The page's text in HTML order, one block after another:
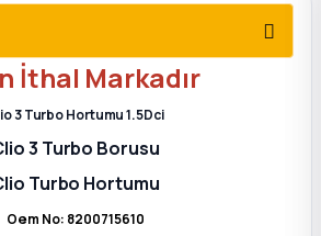
İthal Markadır
3 Turbo Hortumu 1.5Dci
3 Turbo Borusu
Turbo Hortumu
Oem No: 8200715610